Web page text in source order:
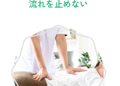
流れを止めない